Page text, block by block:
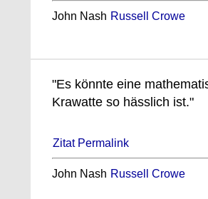
John Nash Russell Crowe
"Es könnte eine
Krawatte so hässlich ist."
Zitat Permalink
John Nash Russell Crowe